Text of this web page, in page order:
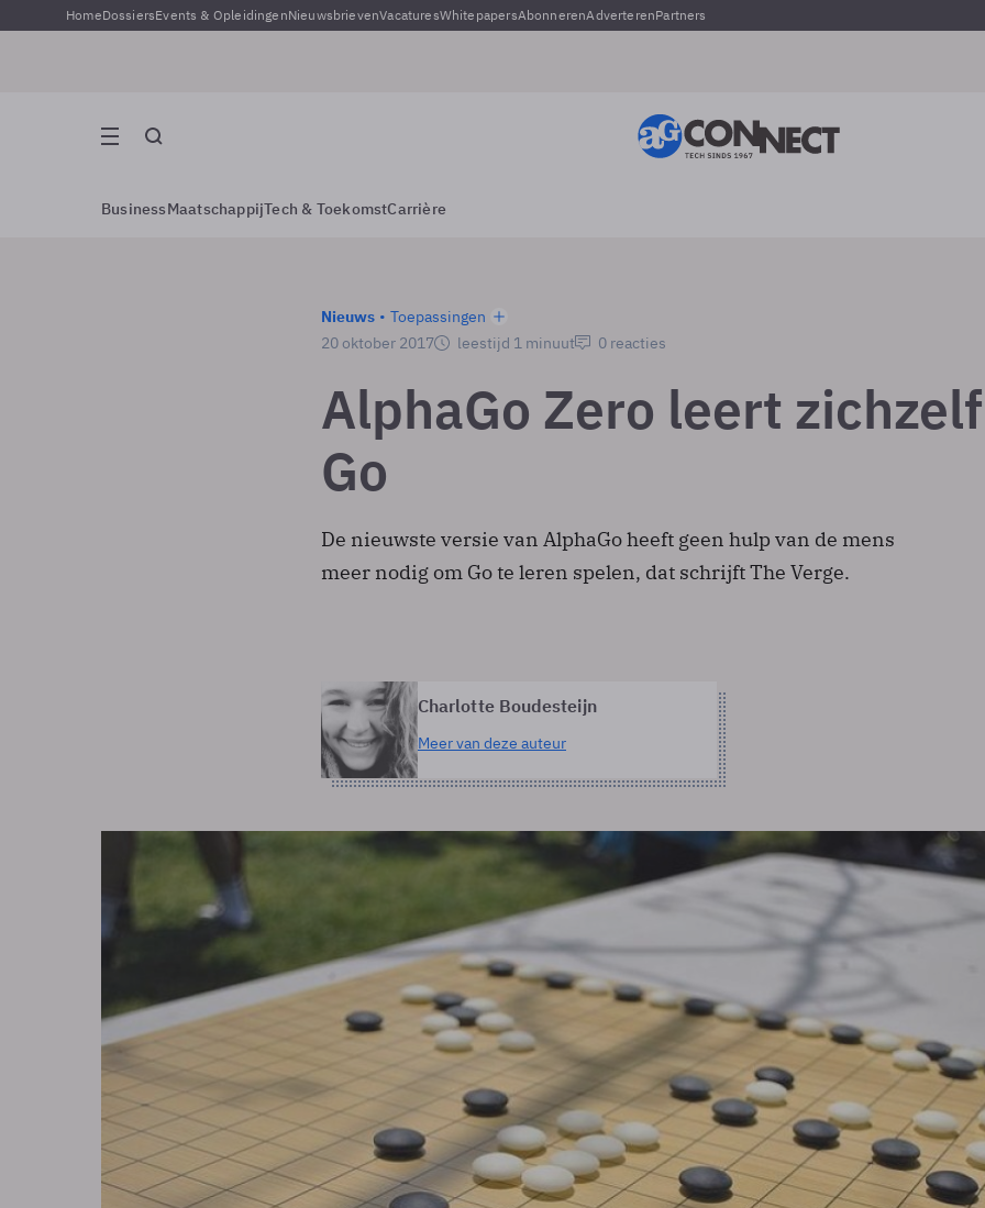
HomeDossiersEvents & OpleidingenNieuwsbrievenVacaturesWhitepapersAbonnerenAdverterenPartners
BusinessMaatschappijTech & ToekomstCarrière
Nieuws
Toepassingen
20 oktober 2017
leestijd 1 minuut 0 reacties
AlphaGo Zero leert zichzelf
Go
De nieuwste versie van AlphaGo heeft geen hulp van de mens
meer nodig om Go te leren spelen, dat schrijft The Verge.
Charlotte Boudesteijn
Meer van deze auteur